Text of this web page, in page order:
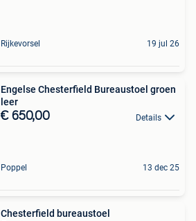
Rijkevorsel 19 jul 26
Engelse Chesterfield Bureaustoel groen
leer
€ 650,00 Details
Poppel 13 dec 25
Chesterfield bureaustoel